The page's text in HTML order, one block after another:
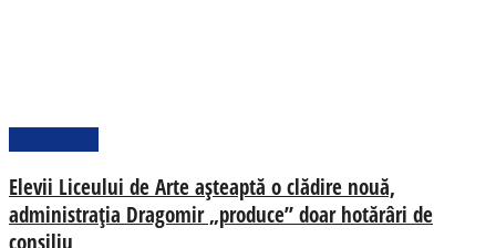
Elevii Liceului de Arte așteaptă o clădire nouă,
administrația Dragomir „produce” doar hotărâri de
consiliu